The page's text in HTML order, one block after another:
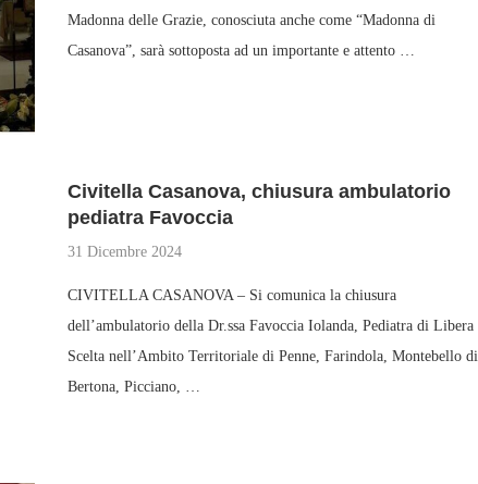
Madonna delle Grazie, conosciuta anche come “Madonna di
Casanova”, sarà sottoposta ad un importante e attento …
Civitella Casanova, chiusura ambulatorio
pediatra Favoccia
31 Dicembre 2024
CIVITELLA CASANOVA – Si comunica la chiusura
dell’ambulatorio della Dr.ssa Favoccia Iolanda, Pediatra di Libera
Scelta nell’Ambito Territoriale di Penne, Farindola, Montebello di
Bertona, Picciano, …